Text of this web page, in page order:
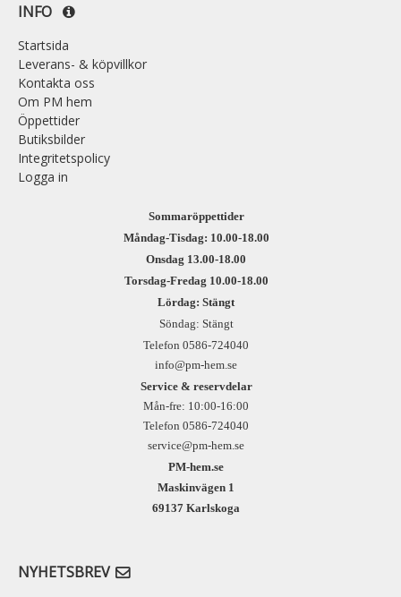
INFO
Startsida
Leverans- & köpvillkor
Kontakta oss
Om PM hem
Öppettider
Butiksbilder
Integritetspolicy
Logga in
Sommaröppettider
Måndag-Tisdag: 10.00-18.00
Onsdag 13.00-18.00
Torsdag-Fredag 10.00-18.00
Lördag: Stängt
Söndag: Stängt
Telefon 0586-724040
info@pm-hem.se
Service & reservdelar
Mån-fre: 10:00-16:00
Telefon 0586-724040
service@pm-hem.se
PM-hem.se
Maskinvägen 1
69137 Karlskoga
NYHETSBREV